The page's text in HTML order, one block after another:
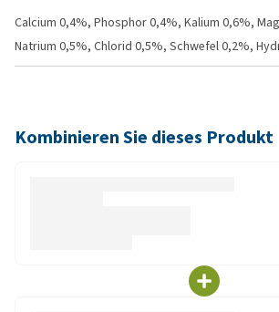
Calcium 0,4%, Phosphor 0,4%, Kalium 0,6%,
Natrium 0,5%, Chlorid 0,5%, Schwefel 0,2%,
Kombinieren Sie dieses Produkt